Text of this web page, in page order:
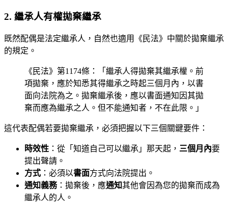
2. 繼承人有權拋棄繼承
既然配偶是法定繼承人，自然也適用《民法》中關於拋棄繼承
的規定。
《民法》第1174條：「繼承人得拋棄其繼承權。前
項拋棄，應於知悉其得繼承之時起三個月內，以書
面向法院為之。拋棄繼承後，應以書面通知因其拋
棄而應為繼承之人。但不能通知者，不在此限。」
這代表配偶若要拋棄繼承，必須把握以下三個關鍵要件：
時效性 ：從「知道自己可以繼承」那天起， 三個月內要
提出聲請。
方式 ：必須以書面方式向法院提出。
通知義務：拋棄後，應通知其他會因為您的拋棄而成為
繼承人的人。